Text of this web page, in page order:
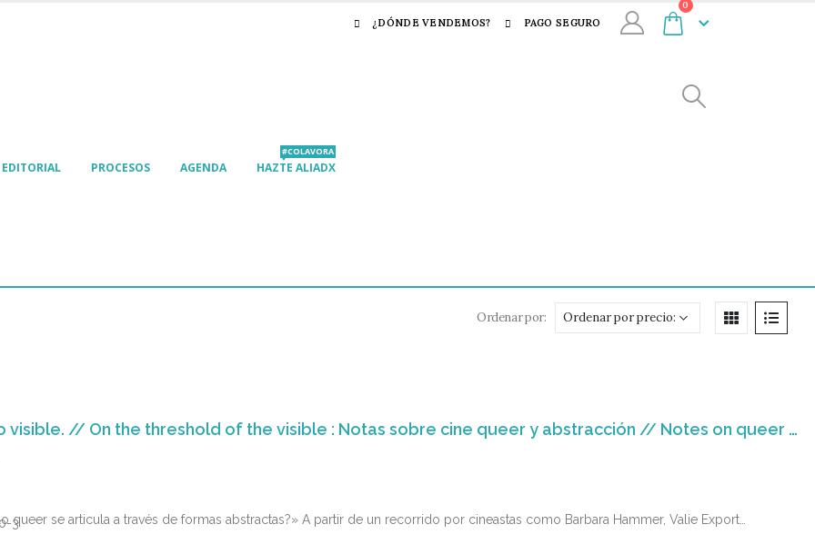
¿DÓNDE VENDEMOS? PAGO SEGURO
0
EDITORIAL PROCESOS AGENDA HAZTE ALIADX
#COLAVORA
Ordenar por:
En el umbral de lo visible. // On the threshold of the visible : Notas sobre cine queer y abstracción // Notes on queer cinema and abstraction
3
queer se articula a través de formas abstractas?» A partir de un recorrido por cineastas como Barbara Hammer, Valie Export…